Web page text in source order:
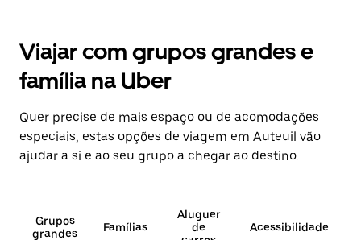
Viajar com grupos grandes e
família na Uber
Quer precise de mais espaço ou de acomodações
especiais, estas opções de viagem em Auteuil vão
ajudar a si e ao seu grupo a chegar ao destino.
Grupos
grandes
Famílias
Aluguer
de
Acessibilidade